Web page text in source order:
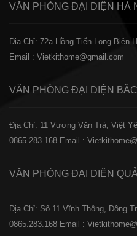
VĂN PHÒNG ĐẠI DIỆN HÀ
Địa Chỉ: 72a Hồng Tiến Long Biên
Email : Vietkithome@gmail.com
VĂN PHÒNG ĐẠI DIỆN
Địa Chỉ: 11 Vương Văn Trà, Việt
0865.283.168 Email :
VĂN PHÒNG ĐẠI DIỆN
Địa Chỉ: Số 11 Vĩnh Thông, Đông
0865.283.168 Email :